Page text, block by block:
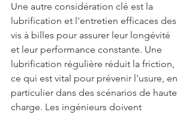
Une autre considération clé est la
lubrification et l'entretien efficaces des
vis à billes pour assurer leur longévité
et leur performance constante. Une
lubrification régulière réduit la friction,
ce qui est vital pour prévenir l'usure, en
particulier dans des scénarios de haute
charge. Les ingénieurs doivent